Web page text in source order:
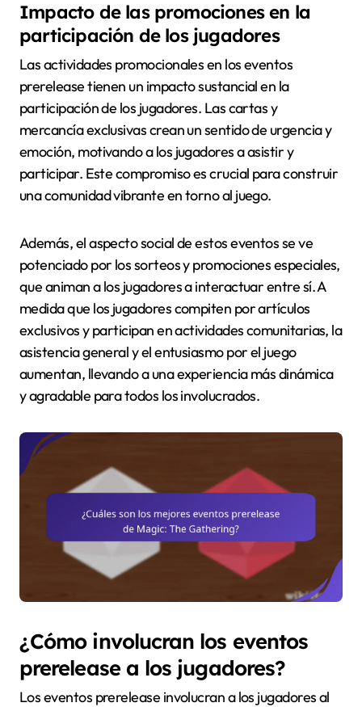
Impacto de las promociones en la
participación de los jugadores
Las actividades promocionales en los eventos
prerelease tienen un impacto sustancial en la
participación de los jugadores. Las cartas y
mercancía exclusivas crean un sentido de urgencia y
emoción, motivando a los jugadores a asistir y
participar. Este compromiso es crucial para construir
una comunidad vibrante en torno al juego.
Además, el aspecto social de estos eventos se ve
potenciado por los sorteos y promociones especiales,
que animan a los jugadores a interactuar entre sí. A
medida que los jugadores compiten por artículos
exclusivos y participan en actividades comunitarias, la
asistencia general y el entusiasmo por el juego
aumentan, llevando a una experiencia más dinámica
y agradable para todos los involucrados.
¿Cómo involucran los eventos
prerelease a los jugadores?
Los eventos prerelease involucran a los jugadores al